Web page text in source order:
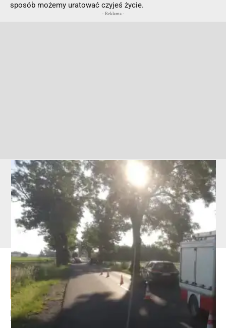
sposób możemy uratować czyjeś życie.
- Reklama -
KPP Jarocin